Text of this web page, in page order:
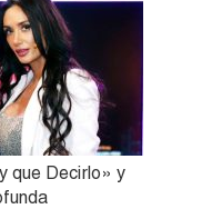
que Decirlo» y